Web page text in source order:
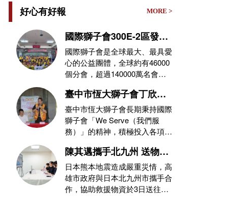
好心有好報 MORE >
國際獅子會300E-2區發放
遭0626豪雨侵襲受災戶救
災物資
國際獅子會是全球最大、最具愛
心的公益團體，全球約有46000
個分會，超過140000萬名會員
臺中市恆大獅子會丁欣志
會長攜手消防局推動公
益，玉之緣珠寶力挺防災
教育與熱血捐血守護社會
臺中市恆大獅子會長期秉持國際
獅子會「We Serve（我們服
務）」的精神，積極投入各項公
屆會
陳其邁攜手北九州 送物資
至熊本災區
日本熊本地震造成嚴重災情，高
雄市政府與日本北九州市攜手合
作，協助救援物資於3日送往災